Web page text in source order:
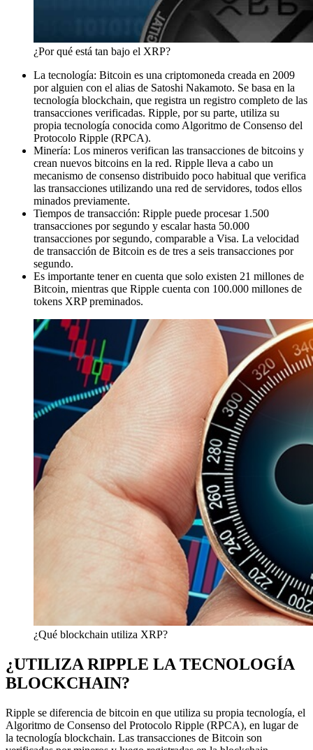
¿Por qué está tan bajo el XRP?
La tecnología: Bitcoin es una criptomoneda creada en 2009
por alguien con el alias de Satoshi Nakamoto. Se basa en la
tecnología blockchain, que registra un registro completo de las
transacciones verificadas. Ripple, por su parte, utiliza su
propia tecnología conocida como Algoritmo de Consenso del
Protocolo Ripple (RPCA).
Minería: Los mineros verifican las transacciones de bitcoins y
crean nuevos bitcoins en la red. Ripple lleva a cabo un
mecanismo de consenso distribuido poco habitual que verifica
las transacciones utilizando una red de servidores, todos ellos
minados previamente.
Tiempos de transacción: Ripple puede procesar 1.500
transacciones por segundo y escalar hasta 50.000
transacciones por segundo, comparable a Visa. La velocidad
de transacción de Bitcoin es de tres a seis transacciones por
segundo.
Es importante tener en cuenta que solo existen 21 millones de
Bitcoin, mientras que Ripple cuenta con 100.000 millones de
tokens XRP preminados.
¿Qué blockchain utiliza XRP?
¿UTILIZA RIPPLE LA TECNOLOGÍA
BLOCKCHAIN?
Ripple se diferencia de bitcoin en que utiliza su propia tecnología, el
Algoritmo de Consenso del Protocolo Ripple (RPCA), en lugar de
la tecnología blockchain. Las transacciones de Bitcoin son